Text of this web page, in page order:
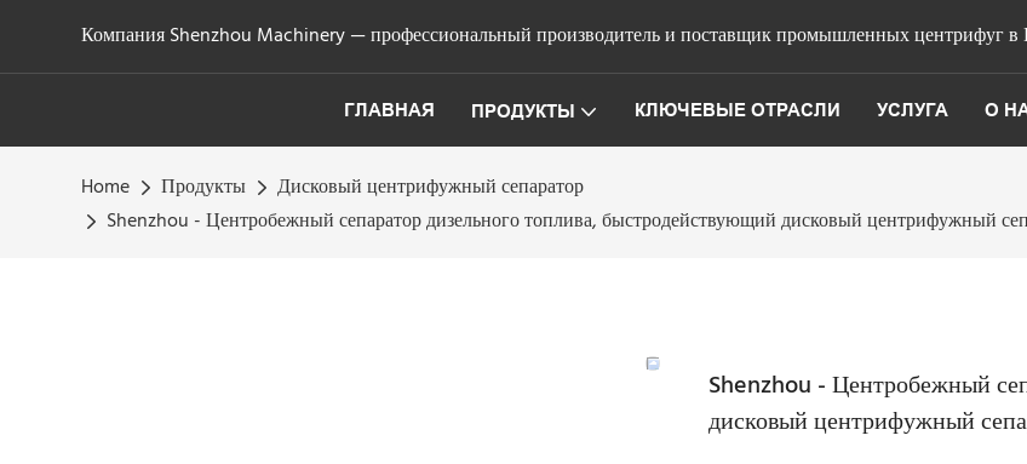
Компания Shenzhou Machinery — профессиональный производитель и поставщик промышленных центрифуг в
ГЛАВНАЯ ПРОДУКТЫ КЛЮЧЕВЫЕ ОТРАСЛИ УСЛУГА О
Home Продукты
Дисковый центрифужный сепаратор
Shenzhou - Центробежный сепаратор дизельного топлива, быстродействующий дисковый центрифужный
Shenzhou - Центробежный
дисковый центрифужный